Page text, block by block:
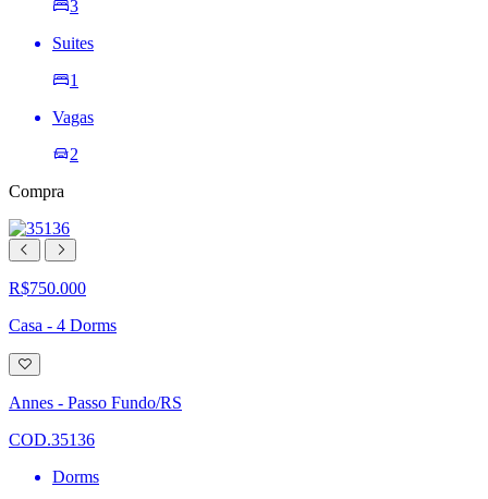
3
Suites
1
Vagas
2
Compra
R$750.000
Casa - 4 Dorms
Adicionar
à
lista
de
Annes - Passo Fundo/RS
COD.35136
Dorms